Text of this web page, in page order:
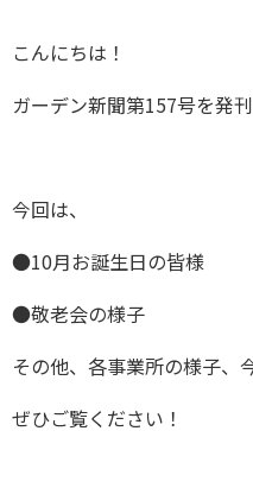
こんにちは！
ガーデン新聞第157号を発
今回は、
●10月お誕生日の皆様
●敬老会の様子
その他、各事業所の様子、
ぜひご覧ください！